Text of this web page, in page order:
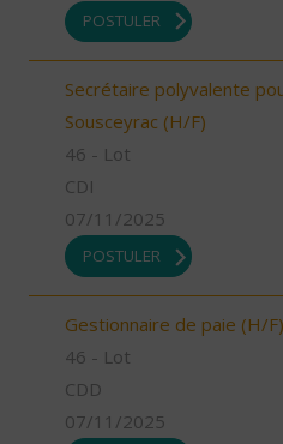
POSTULER
Secrétaire polyvalente
Sousceyrac (H/F)
46 - Lot
CDI
07/11/2025
POSTULER
Gestionnaire de paie (H/F)
46 - Lot
CDD
07/11/2025